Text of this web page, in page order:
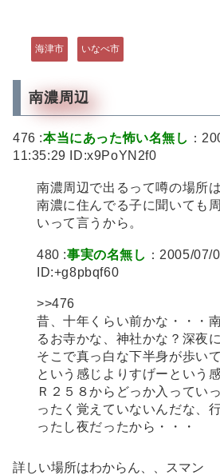
海津市 いなべ市
南濃周辺
476 :本当にあった怖い名無し ：
11:35:29 ID:x9PoYN2f0
南濃周辺で出るって噂の場所
南濃に住んでる子に聞いても
いって言うから。
480 :事実の名無し ：2005/07/
ID:+g8pbqf60
>>476
昔、十年くらい前かな・・・
るお寺かな、神社かな？深夜
そこで真っ白な下半身が歩い
という感じよりすげーという
Ｒ２５８からどっか入ってい
ったく覚えていないんだな、
ったし夜だったから・・・
詳しい場所はわからん、、スマン